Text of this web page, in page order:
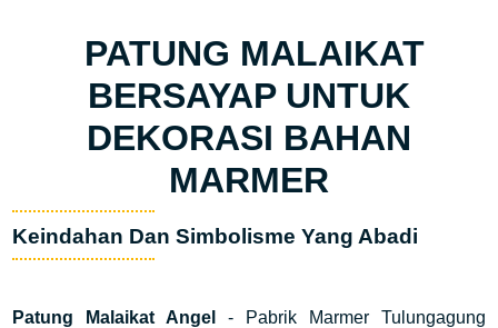
PATUNG MALAIKAT
BERSAYAP UNTUK
DEKORASI BAHAN
MARMER
Keindahan Dan Simbolisme Yang Abadi
Patung Malaikat Angel
- Pabrik Marmer Tulungagung